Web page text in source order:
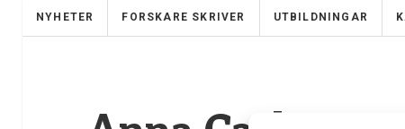
NYHETER FORSKARE SKRIVER UTBILDNINGAR